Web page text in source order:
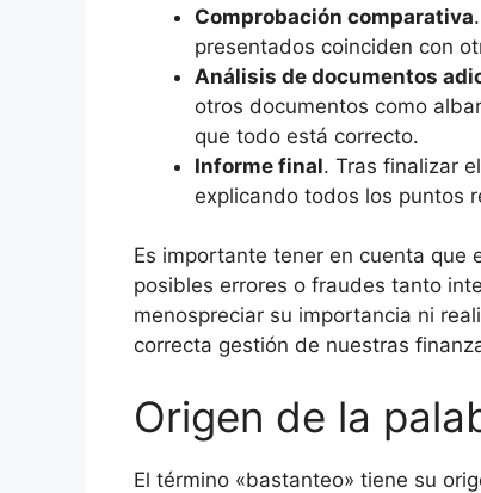
Comprobación comparativa
presentados coinciden con
Análisis de documentos
otros documentos como
que todo está correcto.
Informe final. Tras finalizar
explicando todos los puntos
Es importante tener en cuenta que
posibles errores o fraudes tanto
menospreciar su importancia ni
correcta gestión de nuestras
Origen de la
El término «bastanteo» tiene su